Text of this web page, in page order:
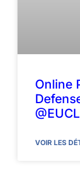
Online
VOIR LES